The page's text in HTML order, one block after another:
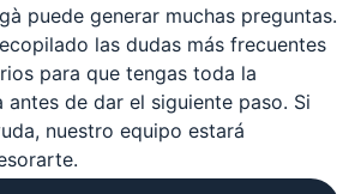
puede generar muchas preguntas.
las dudas más frecuentes
para que tengas toda la
de dar el siguiente paso. Si
nuestro equipo estará